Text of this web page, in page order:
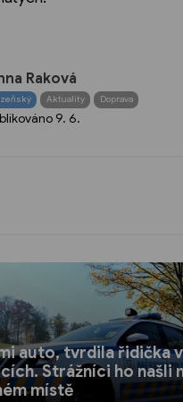
Raková
Aktuality Doprava
9. 6.
auto, tvrdila řidička v
Strážníci ho našli
místě